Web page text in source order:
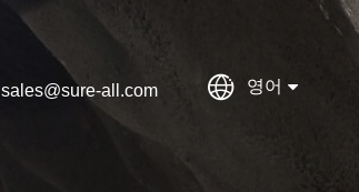
sales@sure-all.com  영어